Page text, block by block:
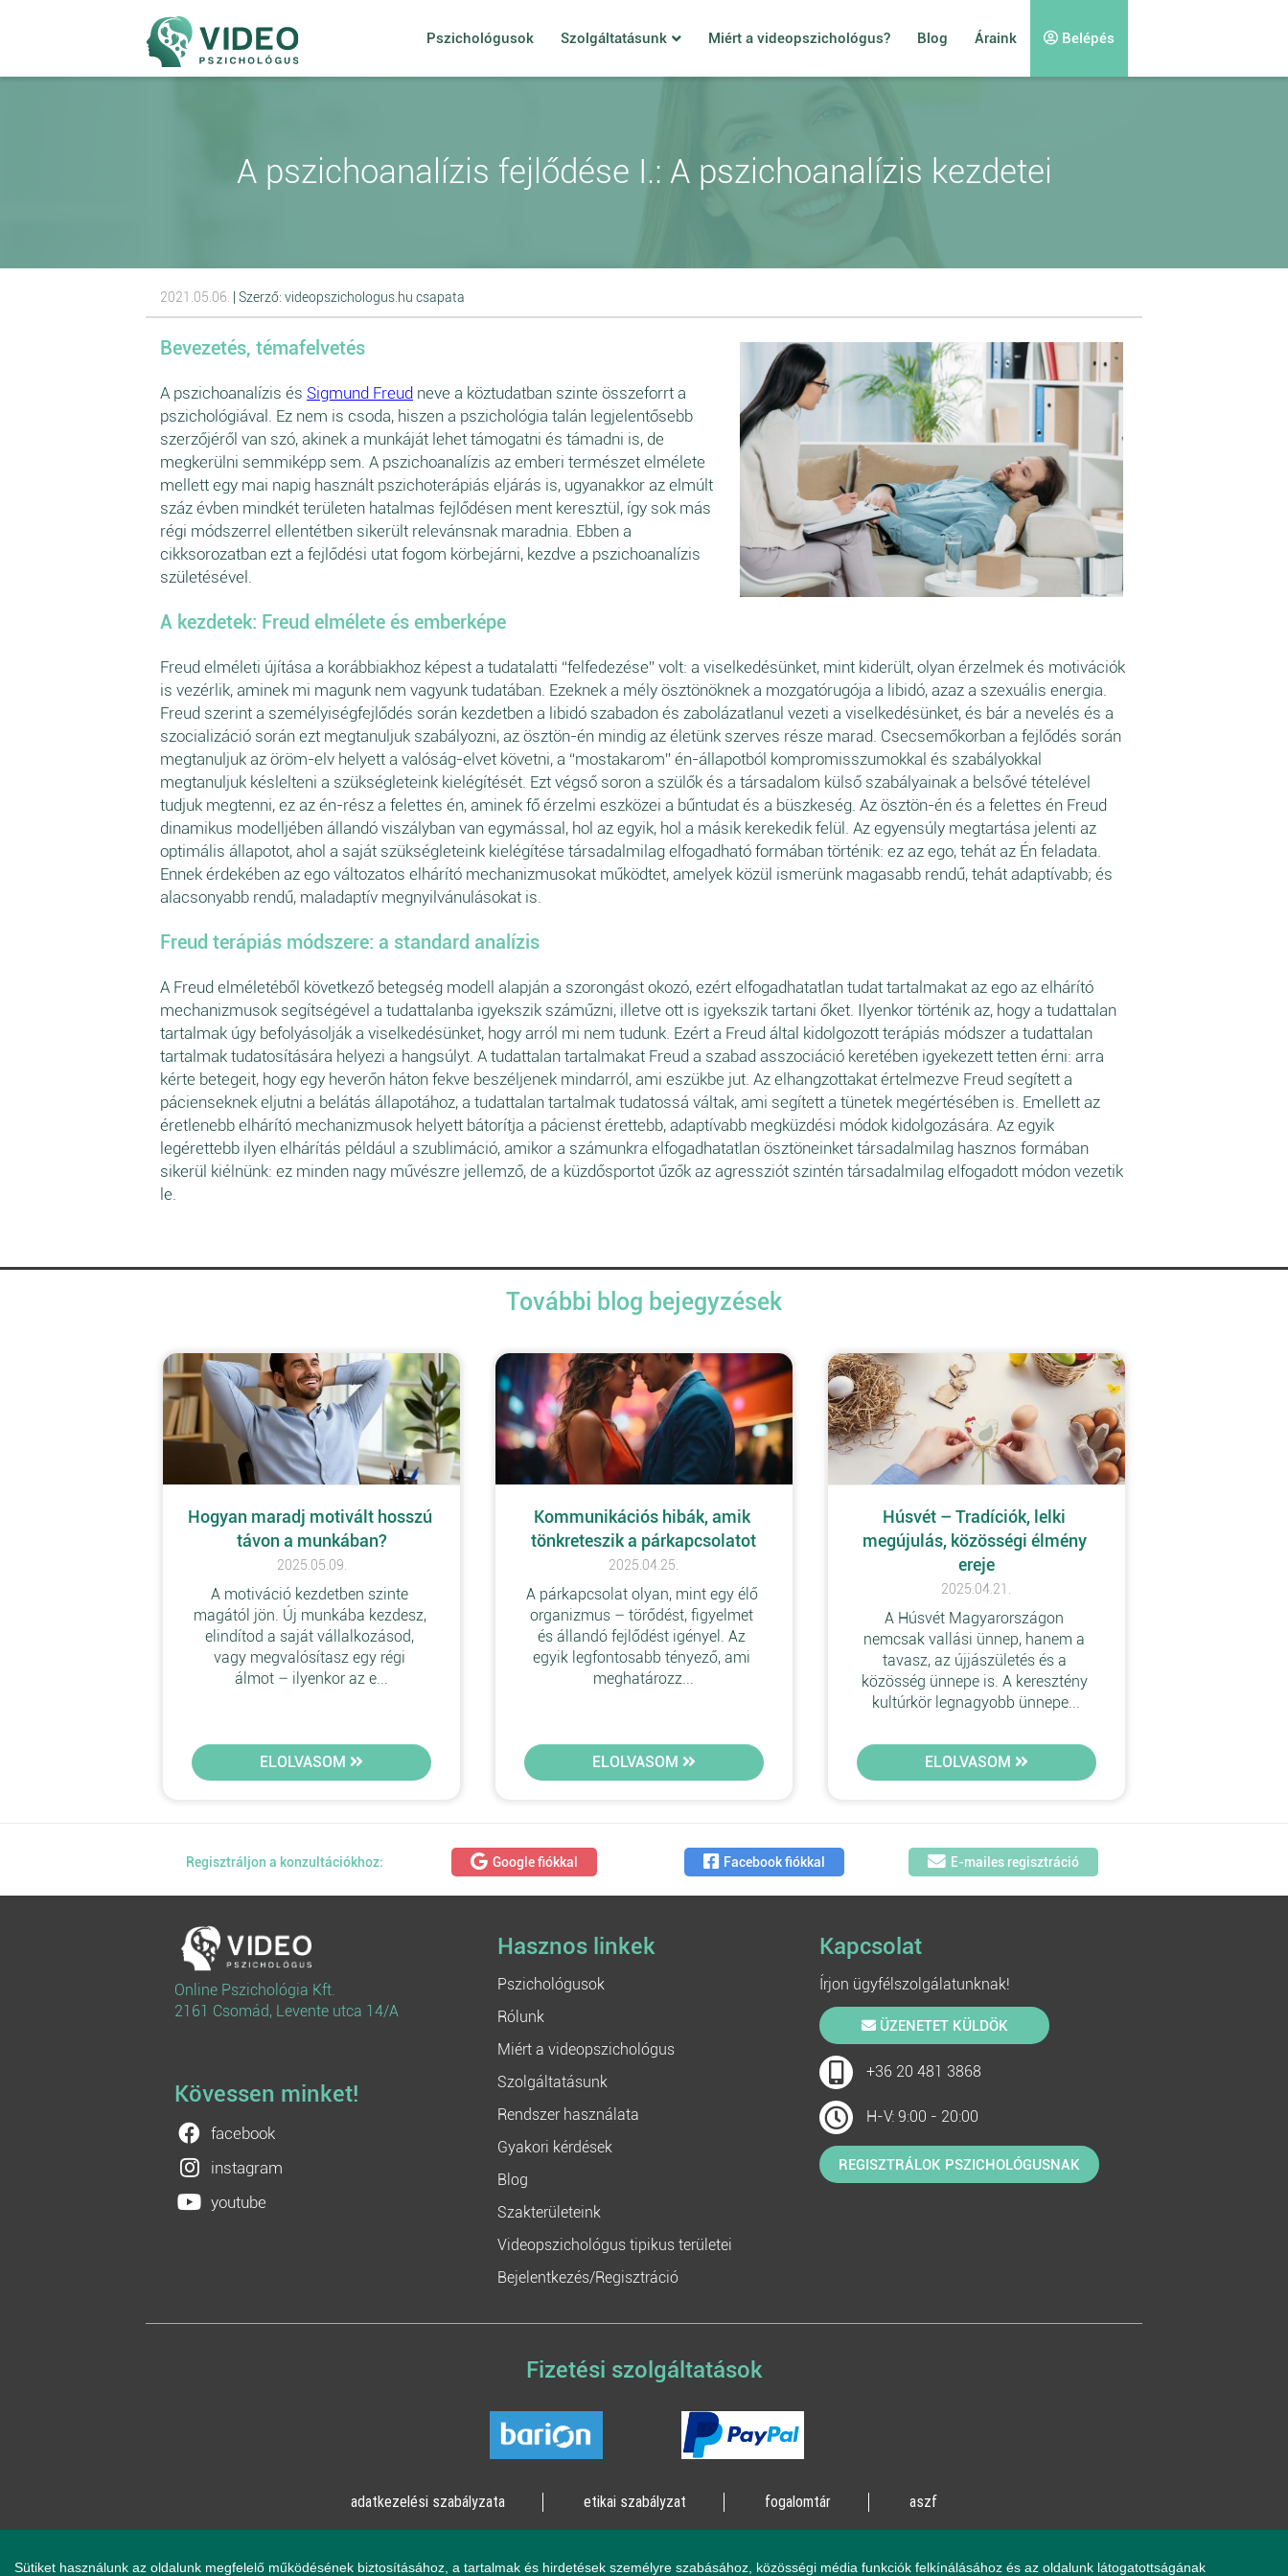
Pszichológusok Szolgáltatásunk Miért a videopszichológus? Blog Áraink Belépés
A pszichoanalízis fejlődése I.: A pszichoanalízis kezdetei
2021.05.06. | Szerző: videopszichologus.hu csapata
Bevezetés, témafelvetés
A pszichoanalízis és Sigmund Freud neve a köztudatban szinte összeforrt a
pszichológiával. Ez nem is csoda, hiszen a pszichológia talán legjelentősebb
szerzőjéről van szó, akinek a munkáját lehet támogatni és támadni is, de
megkerülni semmiképp sem. A pszichoanalízis az emberi természet elmélete
mellett egy mai napig használt pszichoterápiás eljárás is, ugyanakkor az elmúlt
száz évben mindkét területen hatalmas fejlődésen ment keresztül, így sok más
régi módszerrel ellentétben sikerült relevánsnak maradnia. Ebben a
cikksorozatban ezt a fejlődési utat fogom körbejárni, kezdve a pszichoanalízis
születésével.
A kezdetek: Freud elmélete és emberképe
Freud elméleti újítása a korábbiakhoz képest a tudatalatti “felfedezése” volt: a viselkedésünket, mint kiderült, olyan érzelmek és motivációk
is vezérlik, aminek mi magunk nem vagyunk tudatában. Ezeknek a mély ösztönöknek a mozgatórugója a libidó, azaz a szexuális energia.
Freud szerint a személyiségfejlődés során kezdetben a libidó szabadon és zabolázatlanul vezeti a viselkedésünket, és bár a nevelés és a
szocializáció során ezt megtanuljuk szabályozni, az ösztön-én mindig az életünk szerves része marad. Csecsemőkorban a fejlődés során
megtanuljuk az öröm-elv helyett a valóság-elvet követni, a “mostakarom” én-állapotból kompromisszumokkal és szabályokkal
megtanuljuk késlelteni a szükségleteink kielégítését. Ezt végső soron a szülők és a társadalom külső szabályainak a belsővé tételével
tudjuk megtenni, ez az én-rész a felettes én, aminek fő érzelmi eszközei a bűntudat és a büszkeség. Az ösztön-én és a felettes én Freud
dinamikus modelljében állandó viszályban van egymással, hol az egyik, hol a másik kerekedik felül. Az egyensúly megtartása jelenti az
optimális állapotot, ahol a saját szükségleteink kielégítése társadalmilag elfogadható formában történik: ez az ego, tehát az Én feladata.
Ennek érdekében az ego változatos elhárító mechanizmusokat működtet, amelyek közül ismerünk magasabb rendű, tehát adaptívabb; és
alacsonyabb rendű, maladaptív megnyilvánulásokat is.
Freud terápiás módszere: a standard analízis
A Freud elméletéből következő betegség modell alapján a szorongást okozó, ezért elfogadhatatlan tudat tartalmakat az ego az elhárító
mechanizmusok segítségével a tudattalanba igyekszik száműzni, illetve ott is igyekszik tartani őket. Ilyenkor történik az, hogy a tudattalan
tartalmak úgy befolyásolják a viselkedésünket, hogy arról mi nem tudunk. Ezért a Freud által kidolgozott terápiás módszer a tudattalan
tartalmak tudatosítására helyezi a hangsúlyt. A tudattalan tartalmakat Freud a szabad asszociáció keretében igyekezett tetten érni: arra
kérte betegeit, hogy egy heverőn háton fekve beszéljenek mindarról, ami eszükbe jut. Az elhangzottakat értelmezve Freud segített a
pácienseknek eljutni a belátás állapotához, a tudattalan tartalmak tudatossá váltak, ami segített a tünetek megértésében is. Emellett az
éretlenebb elhárító mechanizmusok helyett bátorítja a pácienst érettebb, adaptívabb megküzdési módok kidolgozására. Az egyik
legérettebb ilyen elhárítás például a szublimáció, amikor a számunkra elfogadhatatlan ösztöneinket társadalmilag hasznos formában
sikerül kiélnünk: ez minden nagy művészre jellemző, de a küzdősportot űzők az agressziót szintén társadalmilag elfogadott módon vezetik
le.
További blog bejegyzések
Hogyan maradj motivált hosszú
távon a munkában?
2025.05.09.
A motiváció kezdetben szinte
magától jön. Új munkába kezdesz,
elindítod a saját vállalkozásod,
vagy megvalósítasz egy régi
álmot – ilyenkor az e...
ELOLVASOM
Kommunikációs hibák, amik
tönkreteszik a párkapcsolatot
2025.04.25.
A párkapcsolat olyan, mint egy élő
organizmus – törődést, figyelmet
és állandó fejlődést igényel. Az
egyik legfontosabb tényező, ami
meghatározz...
ELOLVASOM
Húsvét – Tradíciók, lelki
megújulás, közösségi élmény
ereje
2025.04.21.
A Húsvét Magyarországon
nemcsak vallási ünnep, hanem a
tavasz, az újjászületés és a
közösség ünnepe is. A keresztény
kultúrkör legnagyobb ünnepe...
ELOLVASOM
Regisztráljon a konzultációkhoz: Google fiókkal Facebook fiókkal E-mailes regisztráció
Online Pszichológia Kft.
2161 Csomád, Levente utca 14/A
Kövessen minket!
facebook
instagram
youtube
Hasznos linkek
Pszichológusok
Rólunk
Miért a videopszichológus
Szolgáltatásunk
Rendszer használata
Gyakori kérdések
Blog
Szakterületeink
Videopszichológus tipikus területei
Bejelentkezés/Regisztráció
Kapcsolat
Írjon ügyfélszolgálatunknak!
ÜZENETET KÜLDÖK
+36 20 481 3868
H-V: 9:00 - 20:00
REGISZTRÁLOK PSZICHOLÓGUSNAK
Fizetési szolgáltatások
adatkezelési szabályzata etikai szabályzat fogalomtár aszf
Sütiket használunk az oldalunk megfelelő működésének biztosításához, a tartalmak és hirdetések személyre szabásához, közösségi média funkciók felkínálásához és az oldalunk látogatottságának